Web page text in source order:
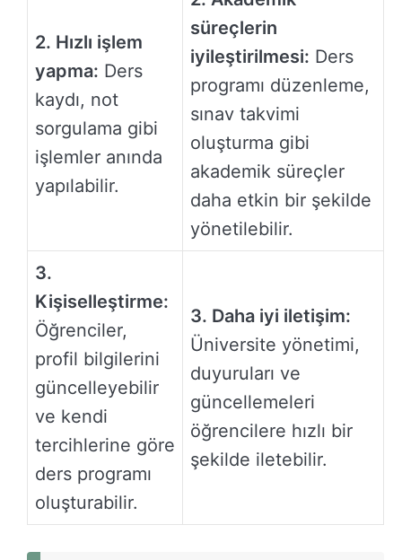
2. Hızlı işlem
yapma: Ders
kaydı, not
sorgulama gibi
işlemler anında
yapılabilir.
süreçlerin
iyileştirilmesi: Ders
programı düzenleme,
sınav takvimi
oluşturma gibi
akademik süreçler
daha etkin bir şekilde
yönetilebilir.
3.
Kişiselleştirme:
Öğrenciler,
profil bilgilerini
güncelleyebilir
ve kendi
tercihlerine göre
ders programı
oluşturabilir.
3. Daha iyi iletişim:
Üniversite yönetimi,
duyuruları ve
güncellemeleri
öğrencilere hızlı bir
şekilde iletebilir.